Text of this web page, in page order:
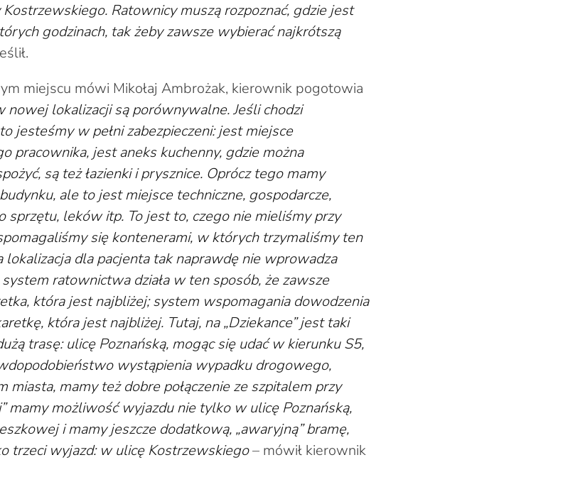
Ratownicy muszą rozpoznać, gdzie jest
godzinach, tak żeby zawsze wybierać najkrótszą
miejscu mówi Mikołaj Ambrożak, kierownik pogotowia
nowej lokalizacji są porównywalne. Jeśli chodzi
jesteśmy w pełni zabezpieczeni: jest miejsce
pracownika, jest aneks kuchenny, gdzie można
są też łazienki i prysznice. Oprócz tego mamy
ale to jest miejsce techniczne, gospodarcze,
sprzętu, leków itp. To jest to, czego nie mieliśmy przy
się kontenerami, w których trzymaliśmy ten
lokalizacja dla pacjenta tak naprawdę nie wprowadza
ratownictwa działa w ten sposób, że zawsze
która jest najbliżej; system wspomagania dowodzenia
która jest najbliżej. Tutaj, na „Dziekance” jest taki
trasę: ulicę Poznańską, mogąc się udać w kierunku S5,
wystąpienia wypadku drogowego,
miasta, mamy też dobre połączenie ze szpitalem przy
mamy możliwość wyjazdu nie tylko w ulicę Poznańską,
i mamy jeszcze dodatkową, „awaryjną” bramę,
trzeci wyjazd: w ulicę Kostrzewskiego– mówił kierownik